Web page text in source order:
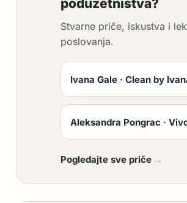
poduzetništva?
Stvarne priče, iskustva i
poslovanja.
Ivana Gale · Clean by
Aleksandra Pongrac ·
Pogledajte sve priče →